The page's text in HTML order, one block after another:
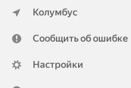
Колумбус
Сообщить об ошибке
Настройки